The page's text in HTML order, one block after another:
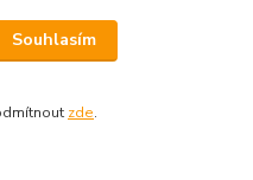
Souhlasím
zde.